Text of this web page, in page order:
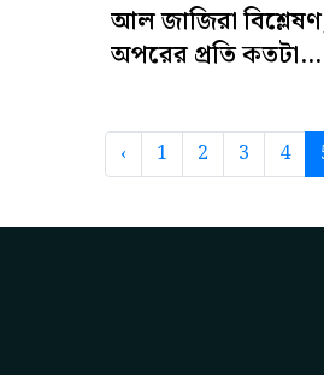
আল জাজিরা
অপরের প্রতি কতটা
‹ 1 2 3 4